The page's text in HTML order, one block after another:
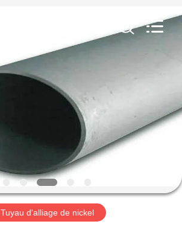
Tuyau d'alliage de nickel